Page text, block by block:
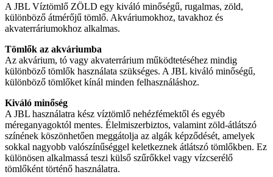
A JBL Víztömlő ZÖLD egy kiváló minőségű, rugalmas, zöld,
különböző átmérőjű tömlő. Akváriumokhoz, tavakhoz és
akvaterráriumokhoz alkalmas.
Tömlők az akváriumba
Az akvárium, tó vagy akvaterrárium működtetéséhez mindig
különböző tömlők használata szükséges. A JBL kiváló minőségű,
különböző tömlőket kínál minden felhasználáshoz.
Kiváló minőség
A JBL használatra kész víztömlő nehézfémektől és egyéb
méreganyagoktól mentes. Élelmiszerbiztos, valamint zöld-átlátszó
színének köszönhetően meggátolja az algák képződését, amelyek
sokkal nagyobb valószínűséggel keletkeznek átlátszó tömlőkben. Ez
különösen alkalmassá teszi külső szűrőkkel vagy vízcserélő
tömlőként történő használatra.